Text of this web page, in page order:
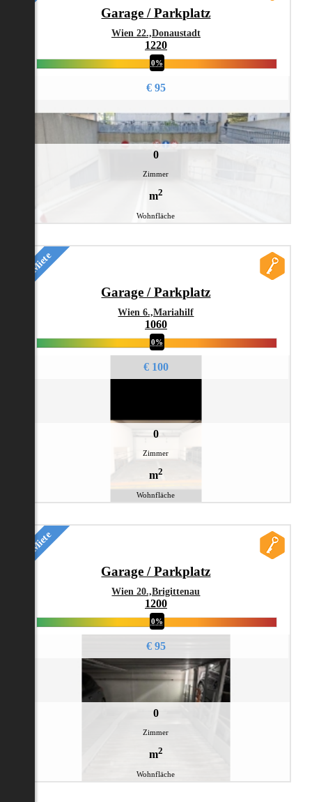
Garage / Parkplatz
Wien 22.,Donaustadt
1220
0%
€ 95
0
Zimmer
m2
Wohnfläche
Garage / Parkplatz
Wien 6.,Mariahilf
1060
0%
Miete
€ 100
0
Zimmer
m2
Wohnfläche
Garage / Parkplatz
Wien 20.,Brigittenau
1200
0%
Miete
€ 95
0
Zimmer
m2
Wohnfläche